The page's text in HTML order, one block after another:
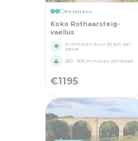
Keskitaso
Koko Rothaarsteig-
vaellus
Enemmän kuin 20 km per
päivä
250 - 500 m nousu päivässä
€1195